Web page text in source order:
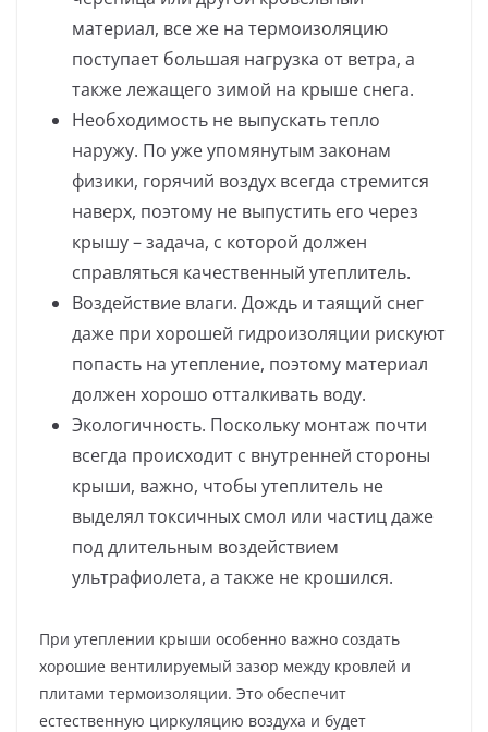
материал, все же на термоизоляцию
поступает большая нагрузка от ветра, а
также лежащего зимой на крыше снега.
Необходимость не выпускать тепло
наружу. По уже упомянутым законам
физики, горячий воздух всегда стремится
наверх, поэтому не выпустить его через
крышу – задача, с которой должен
справляться качественный утеплитель.
Воздействие влаги. Дождь и таящий снег
даже при хорошей гидроизоляции рискуют
попасть на утепление, поэтому материал
должен хорошо отталкивать воду.
Экологичность. Поскольку монтаж почти
всегда происходит с внутренней стороны
крыши, важно, чтобы утеплитель не
выделял токсичных смол или частиц даже
под длительным воздействием
ультрафиолета, а также не крошился.
При утеплении крыши особенно важно создать
хорошие вентилируемый зазор между кровлей и
плитами термоизоляции. Это обеспечит
естественную циркуляцию воздуха и будет